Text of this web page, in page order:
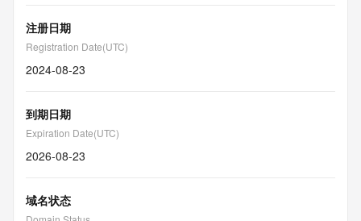
注册日期
Registration Date(UTC)
2024-08-23
到期日期
Expiration Date(UTC)
2026-08-23
域名状态